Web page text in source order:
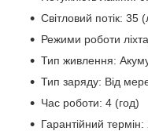
Світловий потік: 35
Режими роботи
Тип живлення:
Тип заряду: Від
Час роботи: 4 (год)
Гарантійний термін: